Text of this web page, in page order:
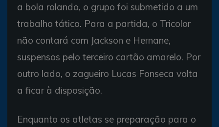
a bola rolando, o grupo foi submetido a um
trabalho tático. Para a partida, o Tricolor
não contará com Jackson e Hernane,
suspensos pelo terceiro cartão amarelo. Por
outro lado, o zagueiro Lucas Fonseca volta
a ficar à disposição.
Enquanto os atletas se preparação para o